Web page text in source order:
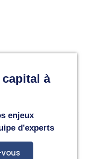
à
enjeux
d'experts